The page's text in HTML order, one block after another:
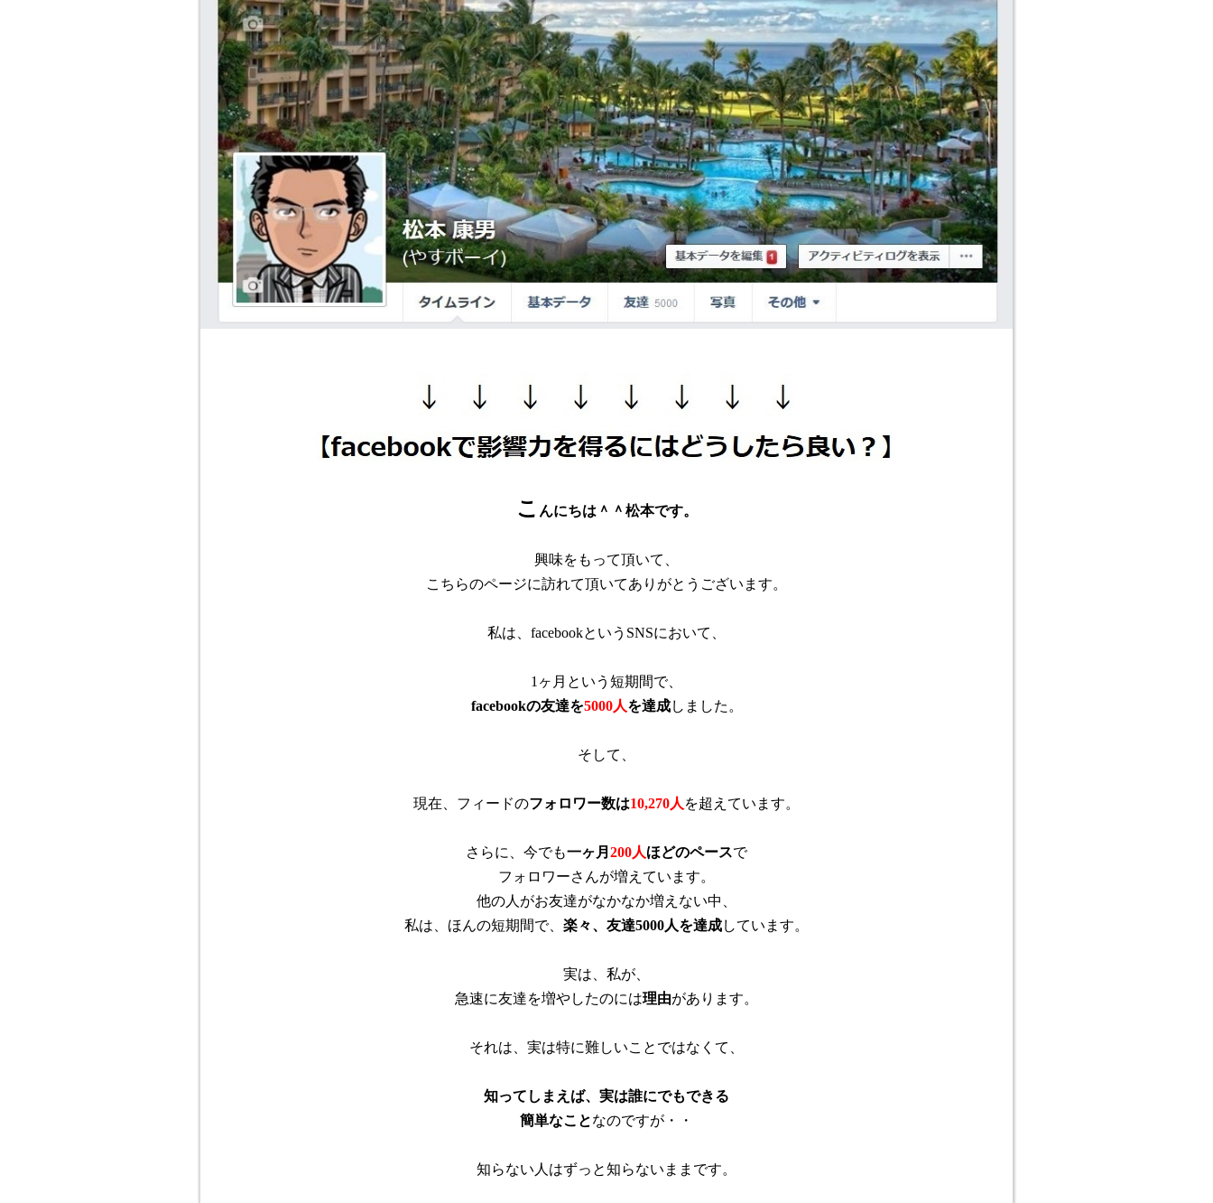
こ んにちは＾＾松本です。
興味をもって頂いて、
こちらのページに訪れて頂いてありがとうございます。
私は、facebookというSNSにおいて、
1ヶ月という短期間で、
facebookの友達を5000人を達成しました。
そして、
現在、フィードのフォロワー数は10,270人 を超えています。
さらに、今でも一ヶ月 200人ほどのペースで
フォロワーさんが増えています。
他の人がお友達がなかなか増えない中、
私は、ほんの短期間で、 楽々、友達5000人を達成しています。
実は、私が、
急速に友達を増やしたのには理由があります。
それは、実は特に難しいことではなくて、
知ってしまえば、実は誰にでもできる
簡単なことなのですが・・
知らない人はずっと知らないままです。